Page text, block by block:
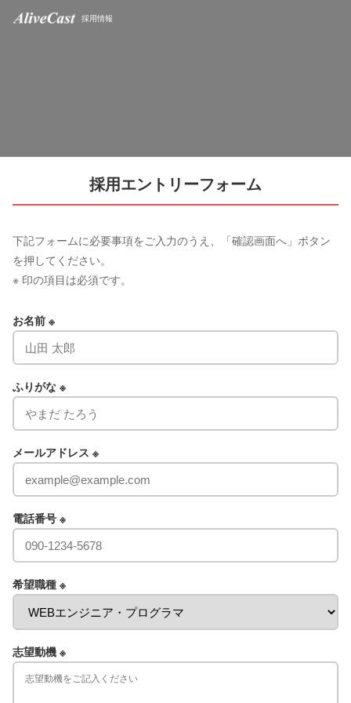
採用情報
採用エントリーフォーム
下記フォームに必要事項をご入力のうえ、「確認画面へ」ボタン
を押してください。
※ 印の項目は必須です。
お名前 ※
ふりがな ※
メールアドレス ※
電話番号 ※
希望職種 ※
志望動機 ※